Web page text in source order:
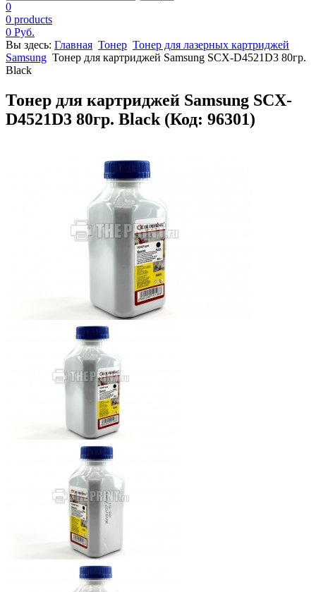
0
0 products
0 Руб.
Вы здесь: Главная Тонер Тонер для лазерных картриджей
Samsung Тонер для картриджей Samsung SCX-D4521D3 80гр.
Black
Тонер для картриджей Samsung SCX-
D4521D3 80гр. Black (Код: 96301)